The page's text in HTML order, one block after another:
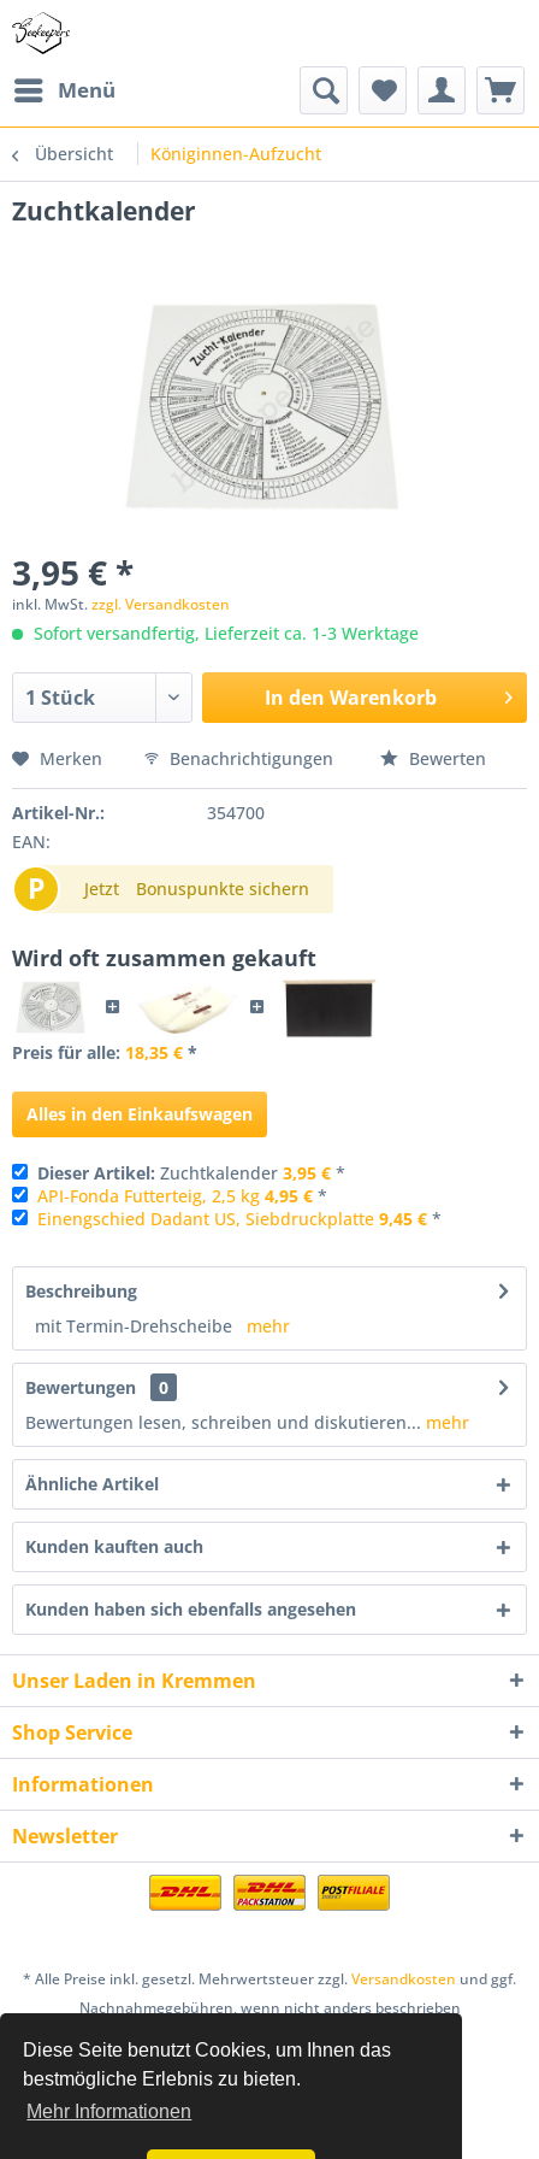
Diese Seite benutzt Cookies, um Ihnen das
bestmögliche Erlebnis zu bieten.
Mehr Informationen
Menü
Übersicht Königinnen-Aufzucht
Zuchtkalender
3,95 € *
inkl. MwSt.zzgl. Versandkosten
Sofort versandfertig, Lieferzeit ca. 1-3 Werktage
In den Warenkorb
Merken Benachrichtigungen Bewerten
Artikel-Nr.:
354700
EAN:
P Jetzt Bonuspunkte sichern
Wird oft zusammen gekauft
Preis für alle: 18,35 € *
Alles in den Einkaufswagen
Dieser Artikel: Zuchtkalender 3,95 € *
API-Fonda Futterteig, 2,5 kg 4,95 € *
Einengschied Dadant US, Siebdruckplatte 9,45 € *
Beschreibung
mit Termin-Drehscheibe mehr
Bewertungen
0
Bewertungen lesen, schreiben und diskutieren... mehr
Ähnliche Artikel
Kunden kauften auch
Kunden haben sich ebenfalls angesehen
Unser Laden in Kremmen
Shop Service
Informationen
Newsletter
* Alle Preise inkl. gesetzl. Mehrwertsteuer zzgl.Versandkosten und ggf.
Nachnahmegebühren, wenn nicht anders beschrieben
AGB Bestellung & Zahlung
Datenschutz